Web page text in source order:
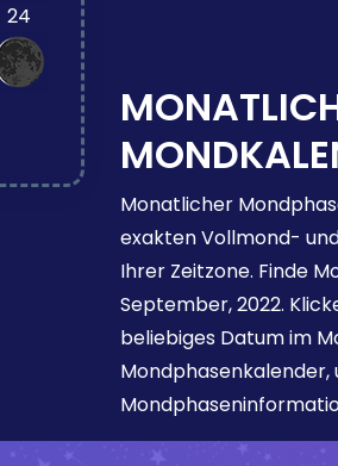
24
Monatlicher
exakten Vollmond-
Ihrer Zeitzone. Finde
September, 2022.
beliebiges Datum im